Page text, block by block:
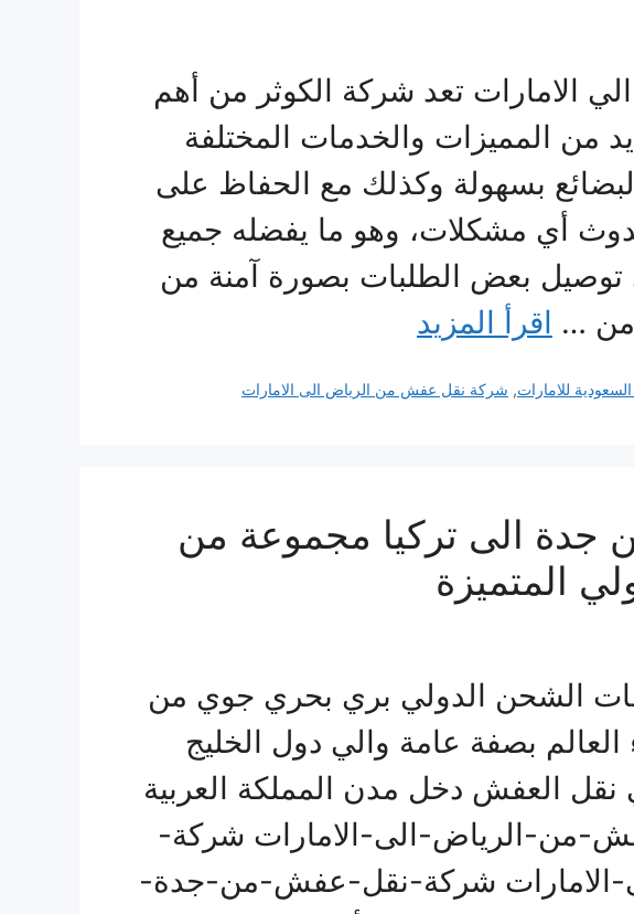
الامارات تعد شركة الكوثر من أهم
من المميزات والخدمات المختلفة
بسهولة وكذلك مع الحفاظ على
أي مشكلات، وهو ما يفضله جميع
توصيل بعض الطلبات بصورة آمنة من
من … اقرأ المزيد
للامارات, شركة نقل عفش من الرياض الى الامارات
الى تركيا مجموعة من
المتميزة
الشحن الدولي بري بحري جوي من
العالم بصفة عامة والي دول الخليج
نقل العفش دخل مدن المملكة العربية
من-الرياض-الى-الامارات شركة-
شركة-نقل-عفش-من-جدة-